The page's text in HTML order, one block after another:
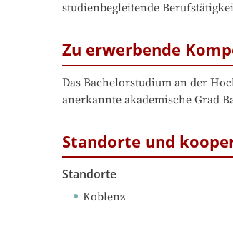
studienbegleitende
Zu erwerbende
Das Bachelorstudium an der
anerkannte akademische Grad
Standorte und
Standorte
Koblenz